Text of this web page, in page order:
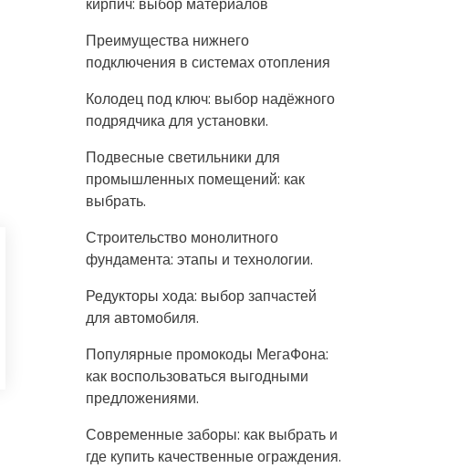
Преимущества нижнего
подключения в системах отопления
Колодец под ключ: выбор надёжного
подрядчика для установки.
Подвесные светильники для
промышленных помещений: как
выбрать.
Строительство монолитного
фундамента: этапы и технологии.
Редукторы хода: выбор запчастей
для автомобиля.
Популярные промокоды МегаФона:
как воспользоваться выгодными
предложениями.
Современные заборы: как выбрать и
где купить качественные ограждения.